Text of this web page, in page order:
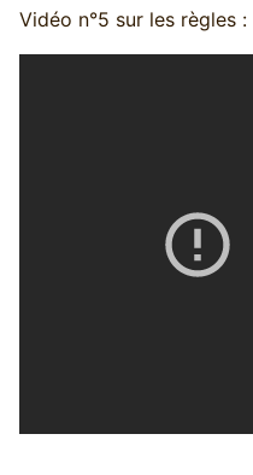
Vidéo n°5 sur les règles :